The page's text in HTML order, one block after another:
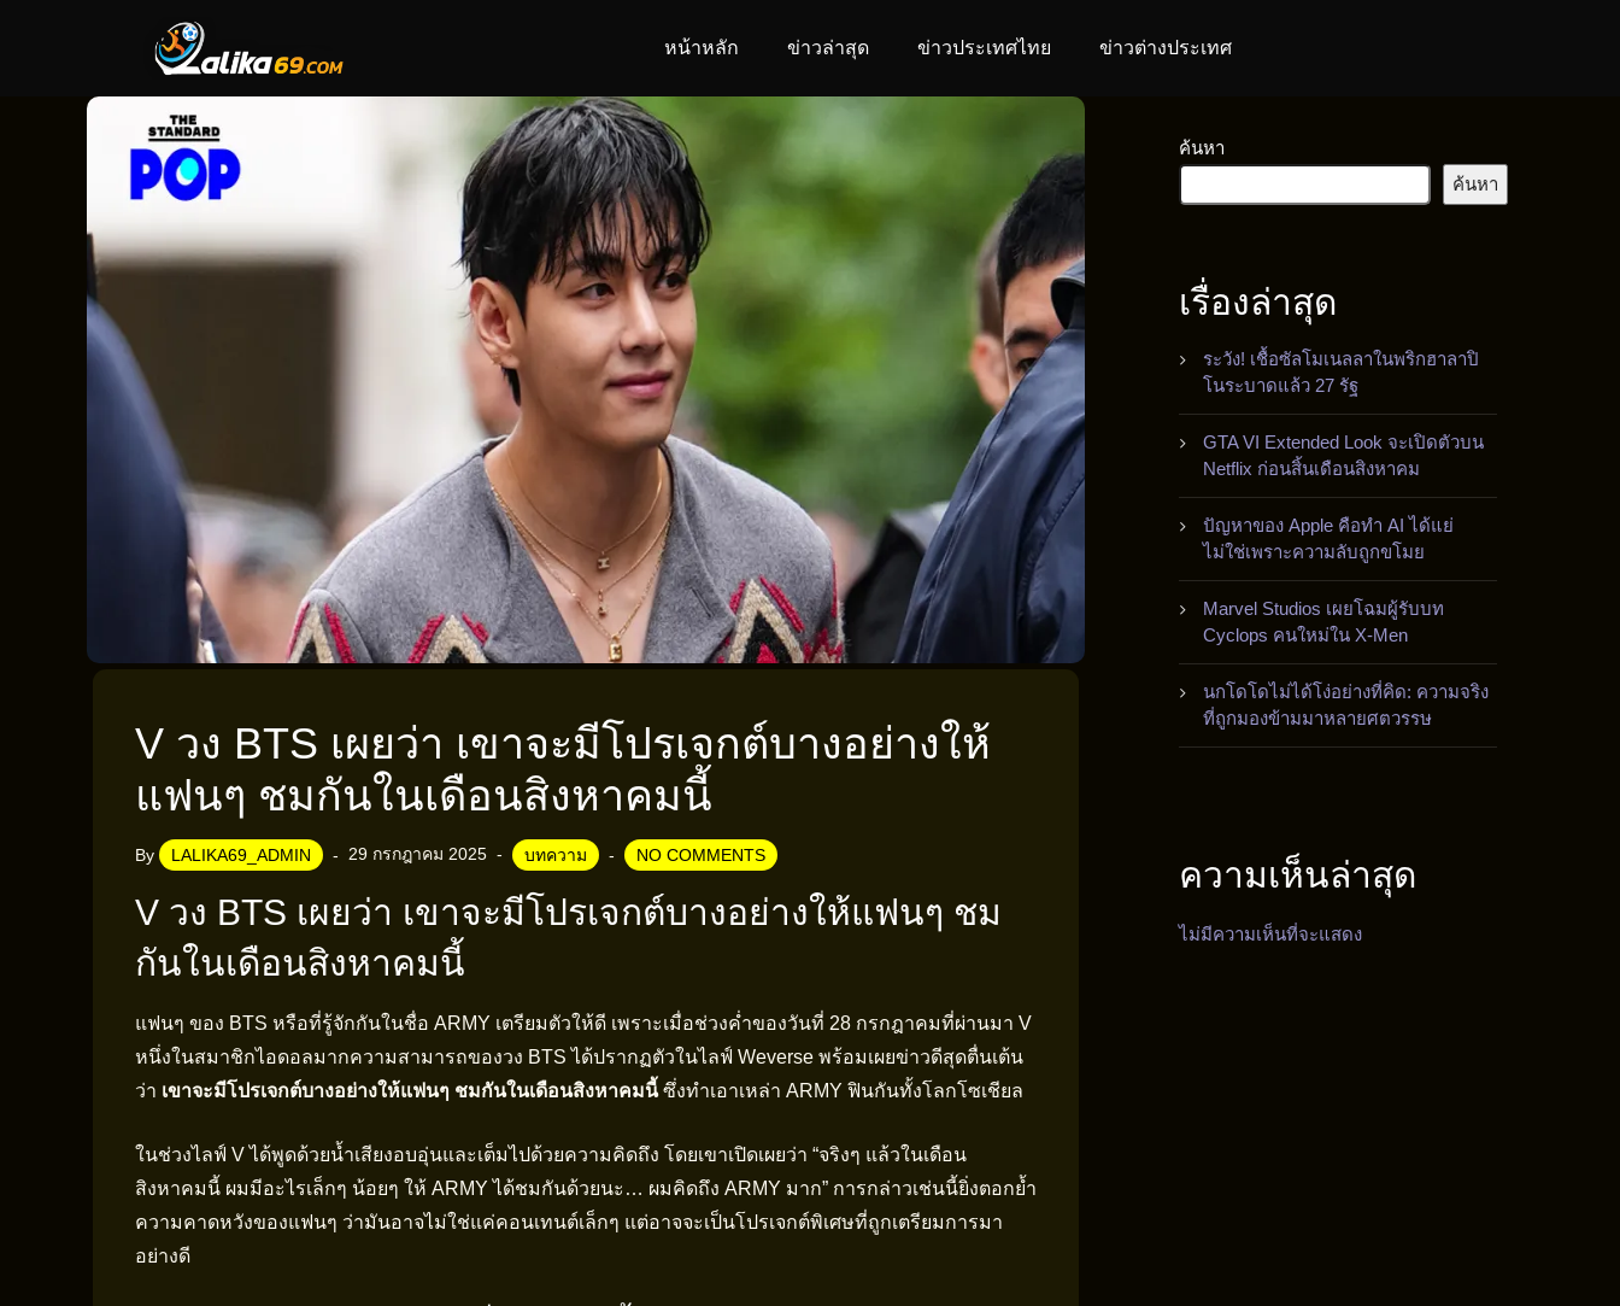
หน้าหลัก ข่าวล่าสุด ข่าวประเทศไทย ข่าวต่างประเทศ
V วง BTS เผยว่า เขาจะมีโปรเจกต์บางอย่างให้
แฟนๆ ชมกันในเดือนสิงหาคมนี้
By LALIKA69_ADMIN 29 กรกฎาคม 2025 บทความ NO COMMENTS
V วง BTS เผยว่า เขาจะมีโปรเจกต์บางอย่างให้แฟนๆ ชม
กันในเดือนสิงหาคมนี้
แฟนๆ ของ BTS หรือที่รู้จักกันในชื่อ ARMY เตรียมตัวให้ดี เพราะเมื่อช่วงค่ำของวันที่ 28 กรกฎาคมที่ผ่านมา V
หนึ่งในสมาชิกไอดอลมากความสามารถของวง BTS ได้ปรากฏตัวในไลฟ์ Weverse พร้อมเผยข่าวดีสุดตื่นเต้น
ว่า เขาจะมีโปรเจกต์บางอย่างให้แฟนๆ ชมกันในเดือนสิงหาคมนี้ซึ่งทำเอาเหล่า ARMY ฟินกันทั้งโลกโซเชียล
ในช่วงไลฟ์ V ได้พูดด้วยน้ำเสียงอบอุ่นและเต็มไปด้วยความคิดถึง โดยเขาเปิดเผยว่า “จริงๆ แล้วในเดือน
สิงหาคมนี้ ผมมีอะไรเล็กๆ น้อยๆ ให้ ARMY ได้ชมกันด้วยนะ… ผมคิดถึง ARMY มาก” การกล่าวเช่นนี้ยิ่งตอกย้ำ
ความคาดหวังของแฟนๆ ว่ามันอาจไม่ใช่แค่คอนเทนต์เล็กๆ แต่อาจจะเป็นโปรเจกต์พิเศษที่ถูกเตรียมการมา
อย่างดี
ค้นหา
ค้นหา
เรื่องล่าสุด
ระวัง! เชื้อซัลโมเนลลาในพริกฮาลาปิ
โนระบาดแล้ว 27 รัฐ
GTA VI Extended Look จะเปิดตัวบน
Netflix ก่อนสิ้นเดือนสิงหาคม
ปัญหาของ Apple คือทำ AI ได้แย่
ไม่ใช่เพราะความลับถูกขโมย
Marvel Studios เผยโฉมผู้รับบท
Cyclops คนใหม่ใน X-Men
นกโดโดไม่ได้โง่อย่างที่คิด: ความจริง
ที่ถูกมองข้ามมาหลายศตวรรษ
ความเห็นล่าสุด
ไม่มีความเห็นที่จะแสดง